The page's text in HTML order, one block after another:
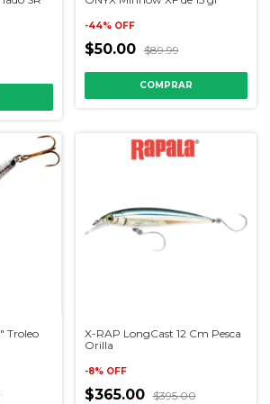
-44% OFF
$50.00 $89.99
COMPRAR
Troleo
X-RAP LongCast 12 Cm Pesca
Orilla
-8% OFF
$365.00 $395.00